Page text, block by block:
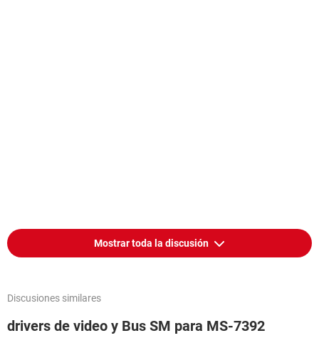
Mostrar toda la discusión
Discusiones similares
drivers de video y Bus SM para MS-7392